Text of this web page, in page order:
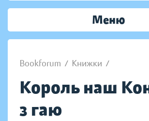
Меню
Bookforum / Книжки /
Король наш
з гаю